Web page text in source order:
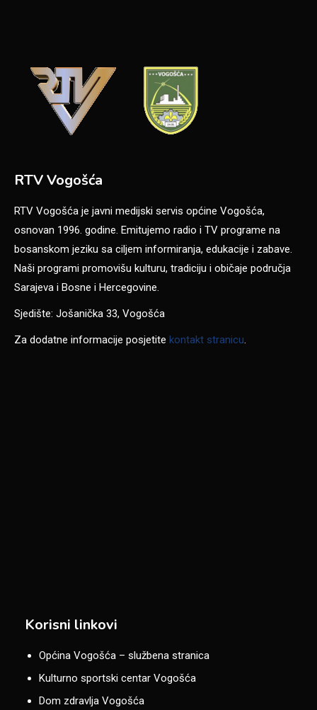
RTV Vogošća
RTV Vogošća je javni medijski servis općine Vogošća,
osnovan 1996. godine. Emitujemo radio i TV programe na
bosanskom jeziku sa ciljem informiranja, edukacije i zabave.
Naši programi promovišu kulturu, tradiciju i običaje područja
Sarajeva i Bosne i Hercegovine.
Sjedište: Jošanička 33, Vogošća
Za dodatne informacije posjetite kontakt stranicu.
Korisni linkovi
Općina Vogošća – službena stranica
Kulturno sportski centar Vogošća
Dom zdravlja Vogošća